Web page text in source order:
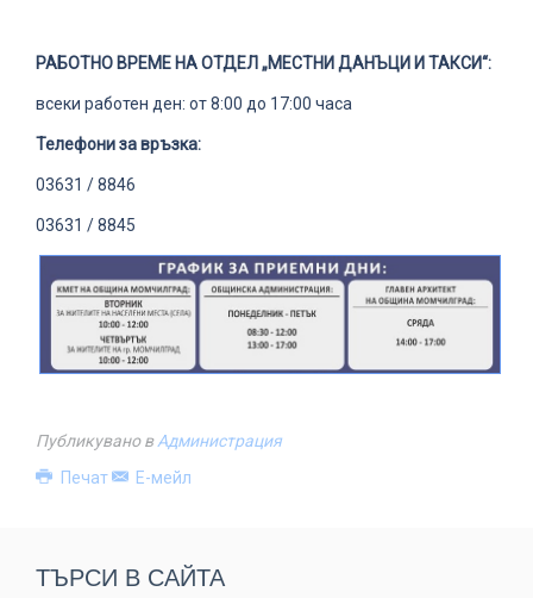
РАБОТНО ВРЕМЕ НА ОТДЕЛ „МЕСТНИ ДАНЪЦИ И ТАКСИ“:
всеки работен ден: от 8:00 до 17:00 часа
Телефони за връзка:
03631 / 8846
03631 / 8845
Публикувано вАдминистрация
Печат
Е-мейл
ТЪРСИ В САЙТА